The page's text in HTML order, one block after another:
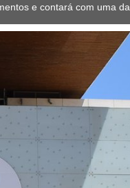
e contará com uma